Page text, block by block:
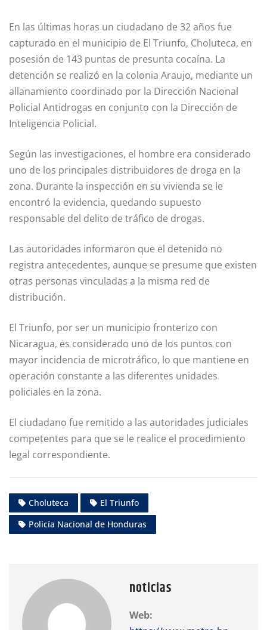
En las últimas horas un ciudadano de 32 años fue
capturado en el municipio de El Triunfo, Choluteca, en
posesión de 143 puntas de presunta cocaína. La
detención se realizó en la colonia Araujo, mediante un
allanamiento coordinado por la Dirección Nacional
Policial Antidrogas en conjunto con la Dirección de
Inteligencia Policial.
Según las investigaciones, el hombre era considerado
uno de los principales distribuidores de droga en la
zona. Durante la inspección en su vivienda se le
encontró la evidencia, quedando supuesto
responsable del delito de tráfico de drogas.
Las autoridades informaron que el detenido no
registra antecedentes, aunque se presume que existen
otras personas vinculadas a la misma red de
distribución.
El Triunfo, por ser un municipio fronterizo con
Nicaragua, es considerado uno de los puntos con
mayor incidencia de microtráfico, lo que mantiene en
operación constante a las diferentes unidades
policiales en la zona.
El ciudadano fue remitido a las autoridades judiciales
competentes para que se le realice el procedimiento
legal correspondiente.
Choluteca
El Triunfo
Policía Nacional de Honduras
noticias
Web: